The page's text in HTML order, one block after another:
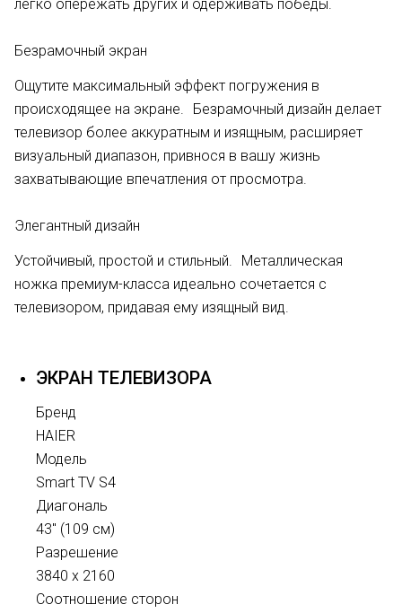
легко опережать других и одерживать победы.
Безрамочный экран
Ощутите максимальный эффект погружения в
происходящее на экране. Безрамочный дизайн делает
телевизор более аккуратным и изящным, расширяет
визуальный диапазон, привнося в вашу жизнь
захватывающие впечатления от просмотра.
Элегантный дизайн
Устойчивый, простой и стильный. Металлическая
ножка премиум-класса идеально сочетается с
телевизором, придавая ему изящный вид.
ЭКРАН ТЕЛЕВИЗОРА
Бренд
HAIER
Модель
Smart TV S4
Диагональ
43" (109 см)
Разрешение
3840 x 2160
Соотношение сторон